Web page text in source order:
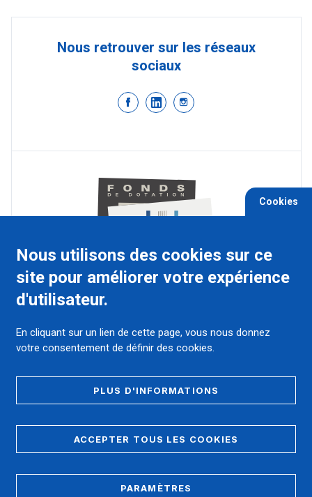
Nous retrouver sur les réseaux
sociaux
cedex 9
Ensemble, soutenons et développons l'innovation médicale,
pour les patients et leurs proches.
FAIRE UN DON HELLOASSO
Cookies
Nous utilisons des cookies sur ce
site pour améliorer votre expérience
d'utilisateur.
En cliquant sur un lien de cette page, vous nous donnez
votre consentement de définir des cookies.
PLUS D'INFORMATIONS
ACCEPTER TOUS LES COOKIES
PARAMÈTRES